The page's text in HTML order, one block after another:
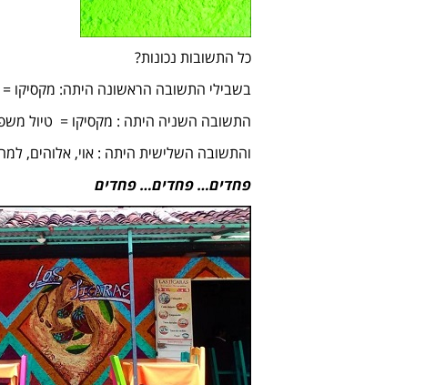
כל התשובות נכונות?
בשבילי התשובה הראשונה היתה: מקסיקו = מפגש עם
התשובה השניה היתה : מקסיקו = טיול
והתשובה השלישית היתה : אוי, אלוהים,
פחדים… פחדים… פחדים